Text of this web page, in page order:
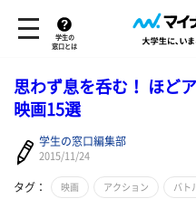
学生の
窓口とは
思わず息を呑む！ ほど
映画15選
学生の窓口編集部
2015/11/24
タグ： 映画 アクション バト